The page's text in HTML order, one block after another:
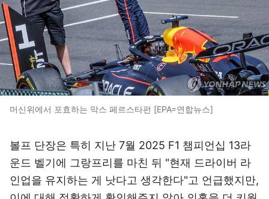
머신위에서 포효하는 막스 페르스타펀 [EPA=연합뉴스]
볼프 단장은 특히 지난 7월 2025 F1 챔피언십 13라
운드 벨기에 그랑프리를 마친 뒤 "현재 드라이버 라
인업을 유지하는 게 낫다고 생각한다"고 언급했지만,